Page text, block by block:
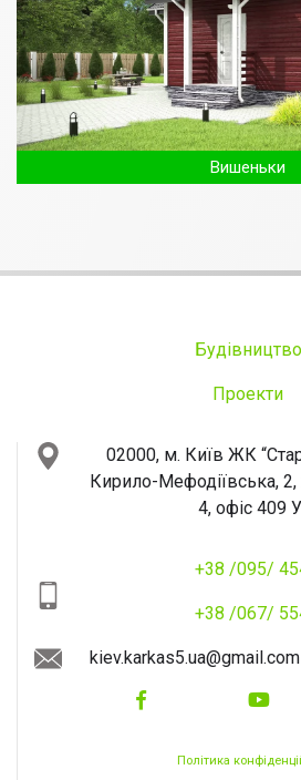
Вишеньки
Будівництво
Проекти
02000, м. Київ ЖК
Кирило-Мефодіївська,
4, офіс 409
+38 /095/
+38 /067/
kiev.karkas5.ua@gmail.com
Політика